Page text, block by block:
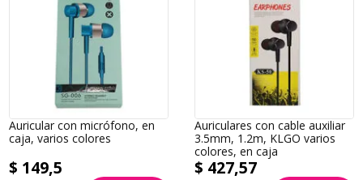
Auricular con micrófono, en
caja, varios colores
$ 149,5
Auriculares con cable auxiliar
3.5mm, 1.2m, KLGO varios
colores, en caja
$ 427,57